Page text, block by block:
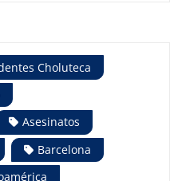
Choluteca
Asesinatos
Barcelona